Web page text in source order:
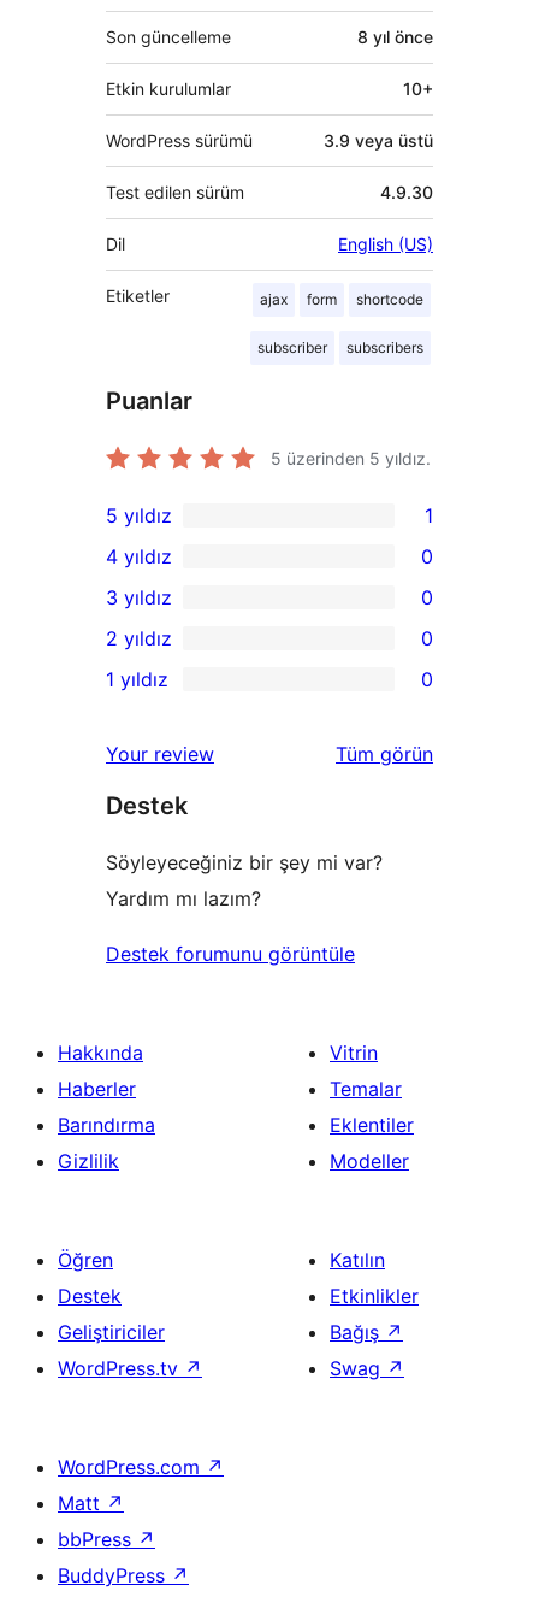
Son güncelleme 8 yıl önce
Etkin kurulumlar 10+
WordPress sürümü 3.9 veya üstü
Test edilen sürüm 4.9.30
Dil English (US)
Etiketler ajax form shortcode
subscriber subscribers
Puanlar
5 üzerinden 5 yıldız.
1
5
yıldızlı
inceleme
5 yıldız 1
4
yıldızlı
inceleme
4 yıldız 0
0
3
yıldızlı
3 yıldız 0
2
inceleme
2 yıldız 0
yıldızlı
inceleme
1 yıldız 0
Your review Tüm değerlendirmeleri
görün
Destek
Söyleyeceğiniz bir şey mi var?
Yardım mı lazım?
Destek forumunu görüntüle
Hakkında
Haberler
Barındırma
Gizlilik
Vitrin
Temalar
Eklentiler
Modeller
Öğren
Destek
Geliştiriciler
WordPress.tv ↗
Katılın
Etkinlikler
Bağış ↗
Swag ↗
WordPress.com ↗
Matt ↗
bbPress ↗
BuddyPress ↗